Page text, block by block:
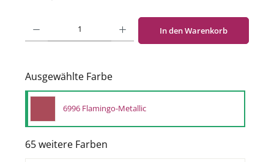
Produkt Anzahl: Gib den gewünschten Wert ein oder benutze die Schaltflächen um
In den Warenkorb
Ausgewählte Farbe
6996 Flamingo-Metallic
65 weitere Farben